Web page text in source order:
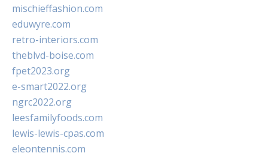
mischieffashion.com
eduwyre.com
retro-interiors.com
theblvd-boise.com
fpet2023.org
e-smart2022.org
ngrc2022.org
leesfamilyfoods.com
lewis-lewis-cpas.com
eleontennis.com